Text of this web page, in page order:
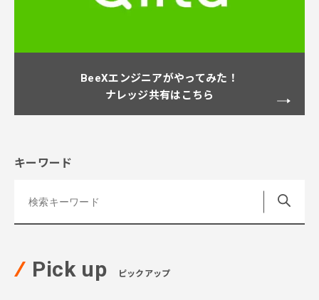
BeeXエンジニアがやってみた！
ナレッジ共有はこちら
キーワード
Pick up ピックアップ